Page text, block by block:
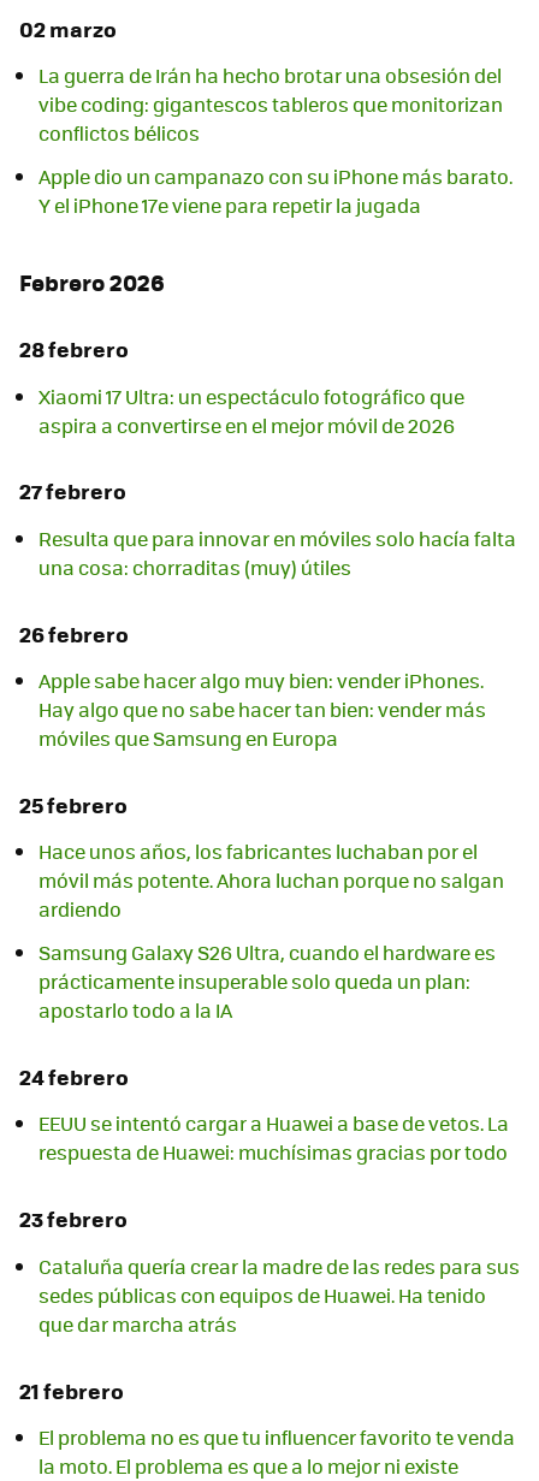
02 marzo
La guerra de Irán ha hecho brotar una obsesión del
vibe coding: gigantescos tableros que monitorizan
conflictos bélicos
Apple dio un campanazo con su iPhone más barato.
Y el iPhone 17e viene para repetir la jugada
Febrero 2026
28 febrero
Xiaomi 17 Ultra: un espectáculo fotográfico que
aspira a convertirse en el mejor móvil de 2026
27 febrero
Resulta que para innovar en móviles solo hacía falta
una cosa: chorraditas (muy) útiles
26 febrero
Apple sabe hacer algo muy bien: vender iPhones.
Hay algo que no sabe hacer tan bien: vender más
móviles que Samsung en Europa
25 febrero
Hace unos años, los fabricantes luchaban por el
móvil más potente. Ahora luchan porque no salgan
ardiendo
Samsung Galaxy S26 Ultra, cuando el hardware es
prácticamente insuperable solo queda un plan:
apostarlo todo a la IA
24 febrero
EEUU se intentó cargar a Huawei a base de vetos. La
respuesta de Huawei: muchísimas gracias por todo
23 febrero
Cataluña quería crear la madre de las redes para sus
sedes públicas con equipos de Huawei. Ha tenido
que dar marcha atrás
21 febrero
El problema no es que tu influencer favorito te venda
la moto. El problema es que a lo mejor ni existe